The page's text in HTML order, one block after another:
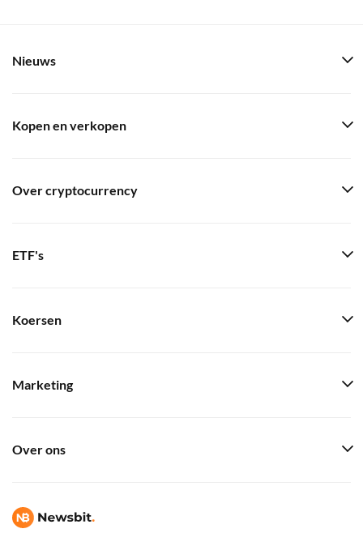
Nieuws
Kopen en verkopen
Over cryptocurrency
ETF's
Koersen
Marketing
Over ons